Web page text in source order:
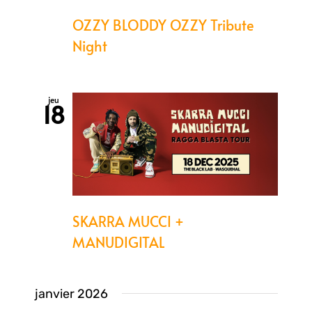
OZZY BLODDY OZZY Tribute
Night
jeu
18
SKARRA MUCCI +
MANUDIGITAL
janvier 2026